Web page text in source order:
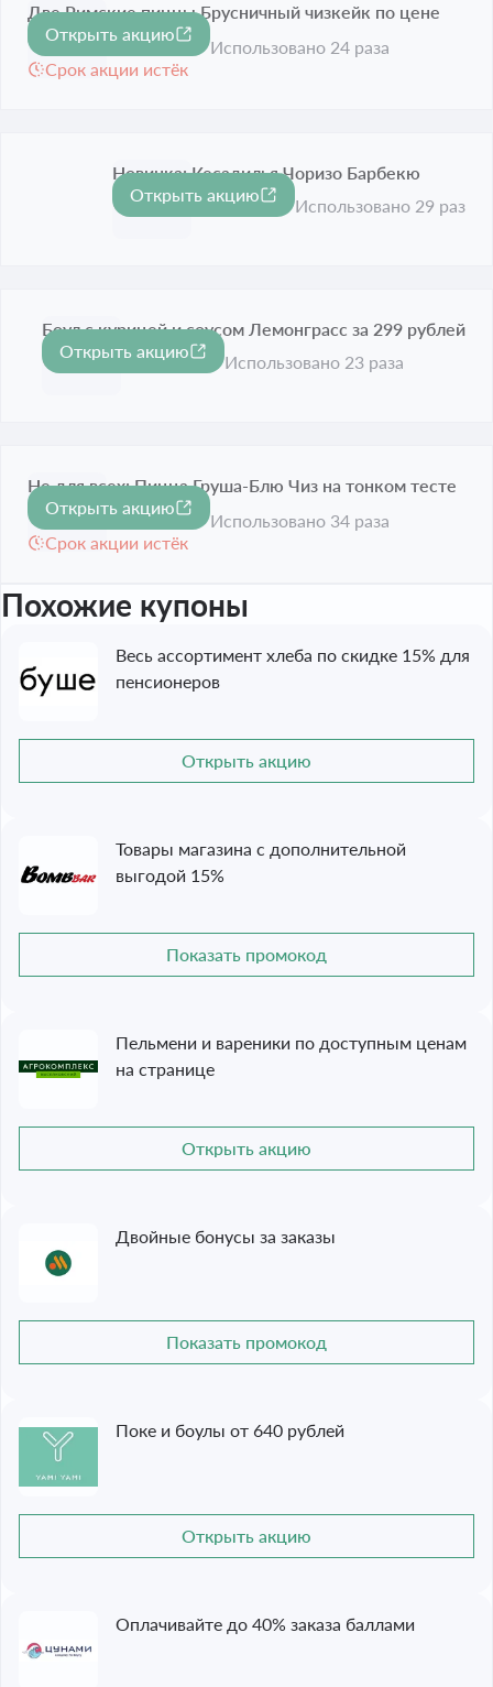
Две Римские пиццы Брусничный чизкейк по цене
одной
Срок акции истёк
Открыть акцию
Использовано 24 раза
Новинка: Кесадилья Чоризо Барбекю
Срок акции истёк
Открыть акцию
Использовано 29 раз
Боул с курицей и соусом Лемонграсс за 299 рублей
Срок акции истёк
Открыть акцию
Использовано 23 раза
Не для всех: Пицца Груша-Блю Чиз на тонком тесте
в продаже
Срок акции истёк
Открыть акцию
Использовано 34 раза
Похожие купоны
Весь ассортимент хлеба по скидке 15% для
пенсионеров
Открыть акцию
Товары магазина с дополнительной
выгодой 15%
Показать промокод
Пельмени и вареники по доступным ценам
на странице
Открыть акцию
Двойные бонусы за заказы
Показать промокод
Поке и боулы от 640 рублей
Открыть акцию
Оплачивайте до 40% заказа баллами